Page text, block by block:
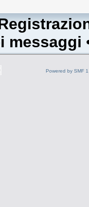
messaggi
Powered by SMF